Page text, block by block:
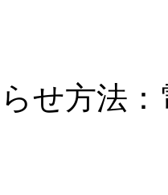
せ方法